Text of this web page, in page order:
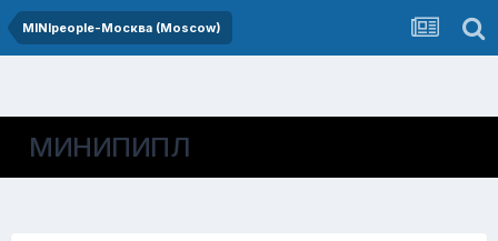
MINIpeople-Москва (Moscow)
МИНИПИПЛ